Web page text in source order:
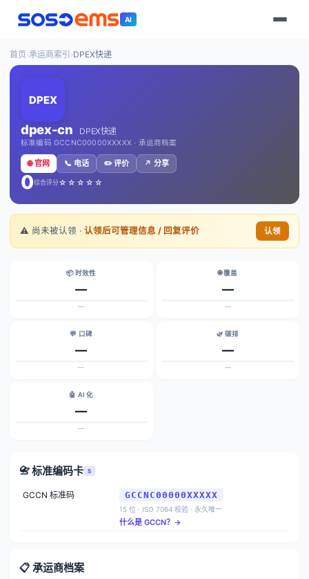
AI
首页›承运商索引 ›DPEX快递
DPEX
dpex-cn DPEX快递
标准编码 GCCNC00000XXXXX · 承运商档案
🌐 官网 📞 电话 ✏️ 评价 ↗️ 分享
0综合评分☆☆☆☆☆
⚠️ 尚未被认领 · 认领后可管理信息 / 回复评价 认领
📦 时效性
—
—
🌐 覆盖
—
—
💬 口碑
—
—
🌿 碳排
—
—
🤖 AI 化
—
—
📇 标准编码卡 S
GCCN 标准码 GCCNC00000XXXXX
15 位 · ISO 7064 校验 · 永久唯一
什么是 GCCN？→
📋 承运商档案